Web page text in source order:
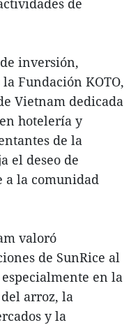
de
inversión,
Fundación KOTO,
Vietnam dedicada
hotelería y
de la
el deseo de
a la comunidad
valoró
de SunRice al
en la
arroz, la
y la